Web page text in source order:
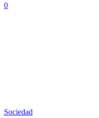
0
Sociedad